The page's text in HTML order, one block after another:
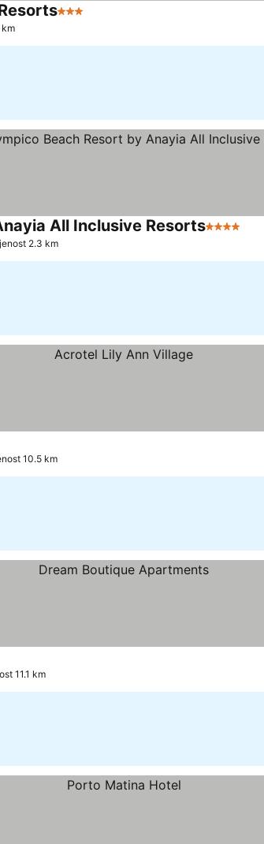
3 Zvezdice
km
All Inclusive Resorts4 Zvezdice
2.3 km
10.5 km
11.1 km